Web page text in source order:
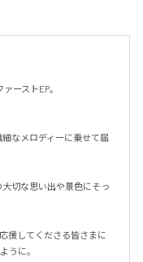
ーストEP。
なメロディーに乗せて届
切な思い出や景色にそっ
援してくださる皆さまに
うに。